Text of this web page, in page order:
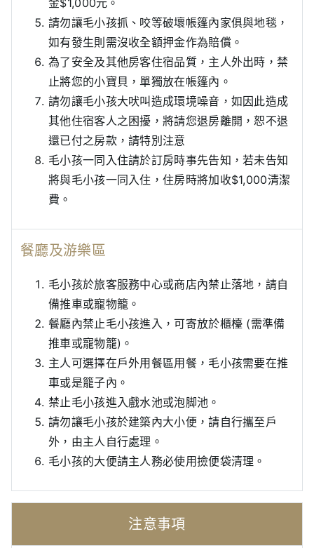
金$1,000元。
請勿讓毛小孩抓、咬等破壞帳篷內家俱與地毯，
如有發生則需沒收全額押金作為賠償。
為了安全及其他房客住宿品質，主人外出時，禁
止將您的小寶貝，單獨放在帳篷內。
請勿讓毛小孩大吠叫造成環境噪音，如因此造成
其他住宿客人之困擾，將請您退房離開，恕不退
還已付之房款，請特別注意
毛小孩一同入住請於訂房時事先告知，若未告知
將與毛小孩一同入住，住房時將加收$1,000清潔
費。
餐廳及游樂區
毛小孩於旅客服務中心或商店內禁止落地，請自
備推車或寵物籠。
餐廳內禁止毛小孩進入，可寄放於櫃檯 (需準備
推車或寵物籠)。
主人可選擇在戶外用餐區用餐，毛小孩需要在推
車或是籠子內。
禁止毛小孩進入戲水池或泡脚池。
請勿讓毛小孩於建築內大小便，請自行攜至戶
外，由主人自行處理。
毛小孩的大便請主人務必使用撿便袋清理。
注意事項